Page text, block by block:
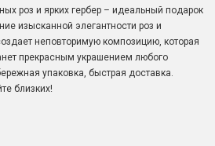
роз и ярких гербер – идеальный подарок
изысканной элегантности роз и
неповторимую композицию, которая
прекрасным украшением любого
упаковка, быстрая доставка.
близких!